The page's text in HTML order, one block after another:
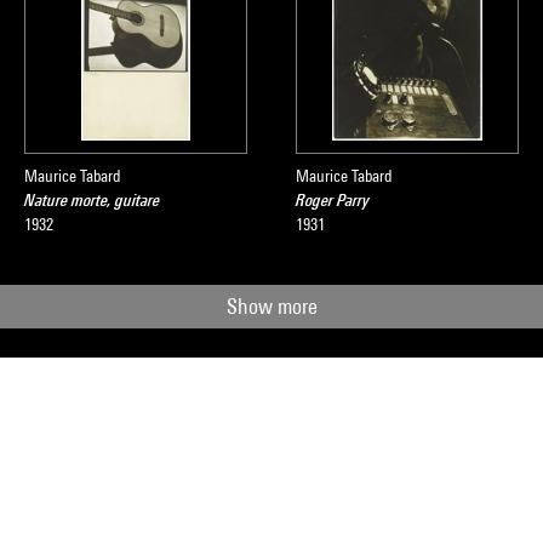
Maurice Tabard
Nature morte, guitare
1932
Maurice Tabard
Roger Parry
1931
Show more